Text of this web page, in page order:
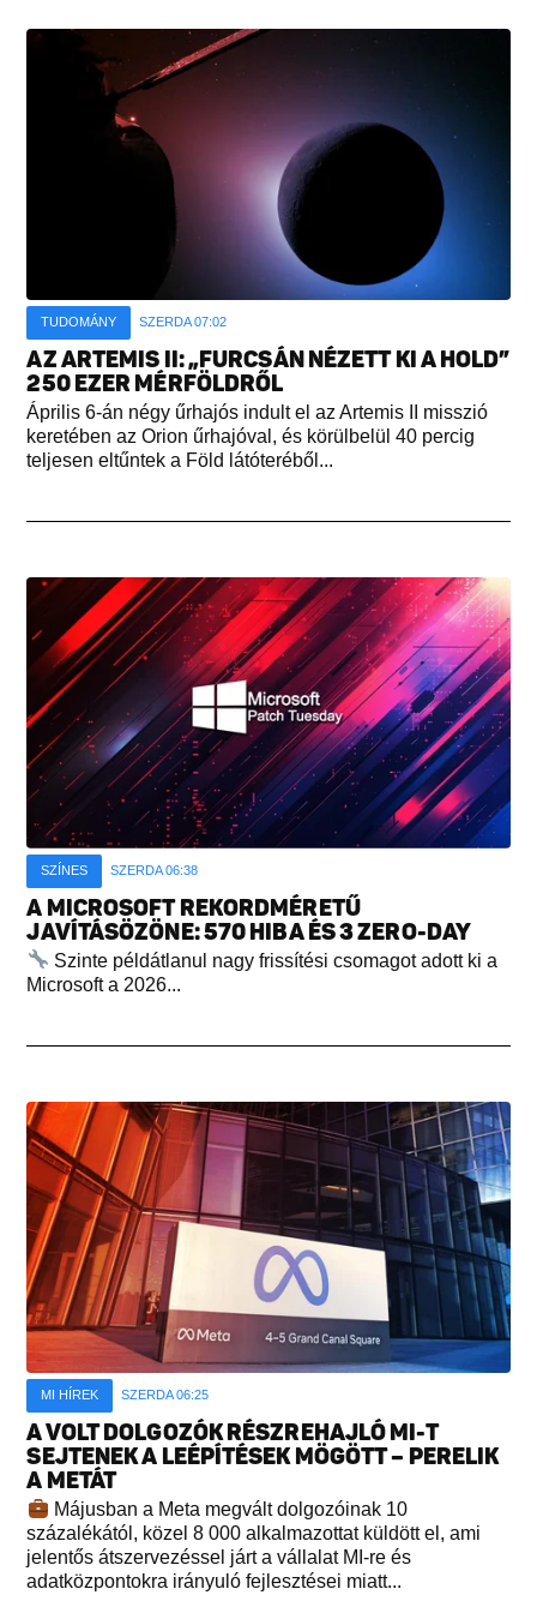
TUDOMÁNY SZERDA 07:02
AZ ARTEMIS II: „FURCSÁN NÉZETT KI A HOLD”
250 EZER MÉRFÖLDRŐL
Április 6-án négy űrhajós indult el az Artemis II misszió
keretében az Orion űrhajóval, és körülbelül 40 percig
teljesen eltűntek a Föld látóteréből...
SZÍNES SZERDA 06:38
A MICROSOFT REKORDMÉRETŰ
JAVÍTÁSÖZÖNE: 570 HIBA ÉS 3 ZERO-DAY
Szinte példátlanul nagy frissítési csomagot adott ki a
Microsoft a 2026...
MI HÍREK SZERDA 06:25
A VOLT DOLGOZÓK RÉSZREHAJLÓ MI-T
SEJTENEK A LEÉPÍTÉSEK MÖGÖTT – PERELIK
A METÁT
Májusban a Meta megvált dolgozóinak 10
százalékától, közel 8 000 alkalmazottat küldött el, ami
jelentős átszervezéssel járt a vállalat MI-re és
adatközpontokra irányuló fejlesztései miatt...